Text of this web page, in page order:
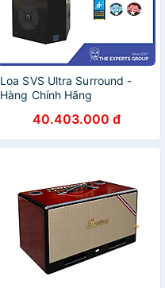
Loa SVS Ultra Surround -
Hàng Chính Hãng
40.403.000 đ